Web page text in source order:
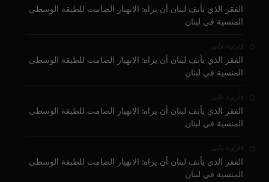
الفقر الذي يأنف لبنان أن يراه: الانهيار الصامت للطبقة الوسطى
المنسية في لبنان
قارىء على
الفقر الذي يأنف لبنان أن يراه: الانهيار الصامت للطبقة الوسطى
المنسية في لبنان
قارىء على
الفقر الذي يأنف لبنان أن يراه: الانهيار الصامت للطبقة الوسطى
المنسية في لبنان
قارىء على
الفقر الذي يأنف لبنان أن يراه: الانهيار الصامت للطبقة الوسطى
المنسية في لبنان